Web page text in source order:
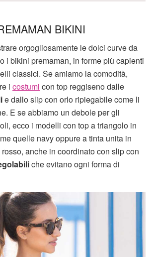
BIKINI
orgogliosamente le dolci curve da
i bikini premaman, in forme più capienti
classici. Se amiamo la comodità,
i costumi con top reggiseno dalle
e dallo slip con orlo ripiegabile come li
E se abbiamo un debole per gli
ecco i modelli con top a triangolo in
quelle navy oppure a tinta unita in
anche in coordinato con slip con
che evitano ogni forma di